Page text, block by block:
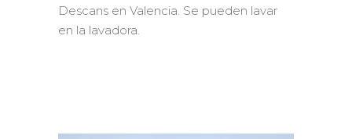
Descans en Valencia. Se pueden lavar
en la lavadora.